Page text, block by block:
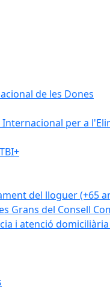
de les Dones
per a
del lloguer (+65
Grans del Consell
i atenció domiciliària